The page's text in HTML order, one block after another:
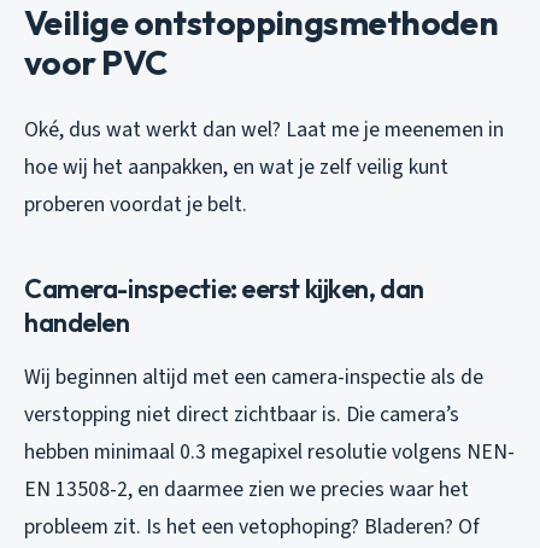
Veilige ontstoppingsmethoden
voor PVC
Oké, dus wat werkt dan wel? Laat me je meenemen in
hoe wij het aanpakken, en wat je zelf veilig kunt
proberen voordat je belt.
Camera-inspectie: eerst kijken, dan
handelen
Wij beginnen altijd met een camera-inspectie als de
verstopping niet direct zichtbaar is. Die camera’s
hebben minimaal 0.3 megapixel resolutie volgens NEN-
EN 13508-2, en daarmee zien we precies waar het
probleem zit. Is het een vetophoping? Bladeren? Of